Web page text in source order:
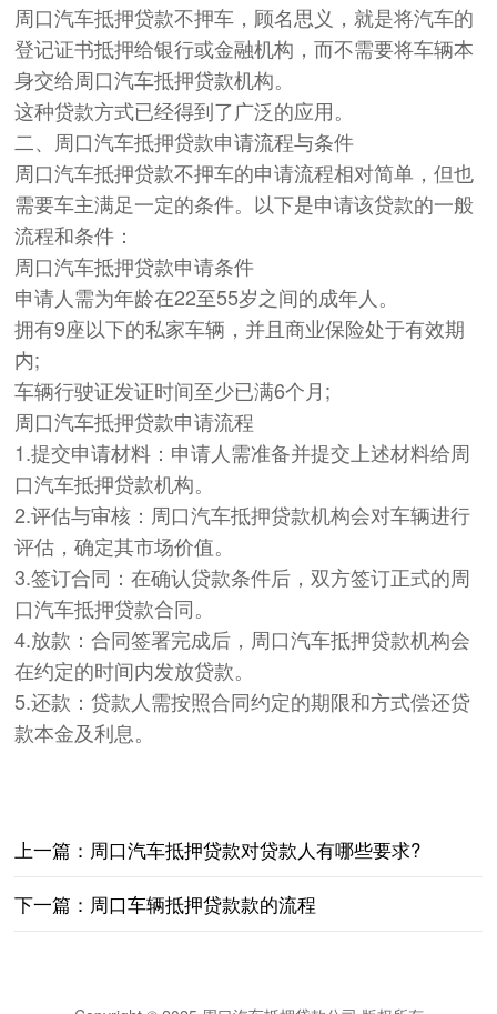
周口汽车抵押贷款不押车，顾名思义，就是将汽车的
登记证书抵押给银行或金融机构，而不需要将车辆本
身交给周口汽车抵押贷款机构。
这种贷款方式已经得到了广泛的应用。
二、周口汽车抵押贷款申请流程与条件
周口汽车抵押贷款不押车的申请流程相对简单，但也
需要车主满足一定的条件。以下是申请该贷款的一般
流程和条件：
周口汽车抵押贷款申请条件
申请人需为年龄在22至55岁之间的成年人。
拥有9座以下的私家车辆，并且商业保险处于有效期
内;
车辆行驶证发证时间至少已满6个月;
周口汽车抵押贷款申请流程
1.提交申请材料：申请人需准备并提交上述材料给周
口汽车抵押贷款机构。
2.评估与审核：周口汽车抵押贷款机构会对车辆进行
评估，确定其市场价值。
3.签订合同：在确认贷款条件后，双方签订正式的周
口汽车抵押贷款合同。
4.放款：合同签署完成后，周口汽车抵押贷款机构会
在约定的时间内发放贷款。
5.还款：贷款人需按照合同约定的期限和方式偿还贷
款本金及利息。
上一篇：周口汽车抵押贷款对贷款人有哪些要求?
下一篇：周口车辆抵押贷款款的流程